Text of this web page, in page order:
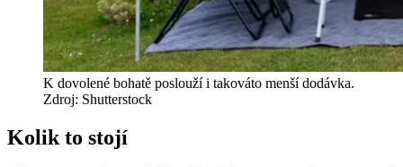
K dovolené bohatě poslouží i takováto menší dodávka.
Zdroj: Shutterstock
Kolik to stojí